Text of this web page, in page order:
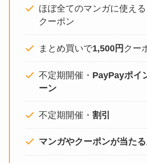
ほぼ全てのマンガに使え
クーポン
まとめ買いで1,500円 クー
不定期開催・ PayPayポイ
ーン
不定期開催・割引
マンガやクーポンが当たる